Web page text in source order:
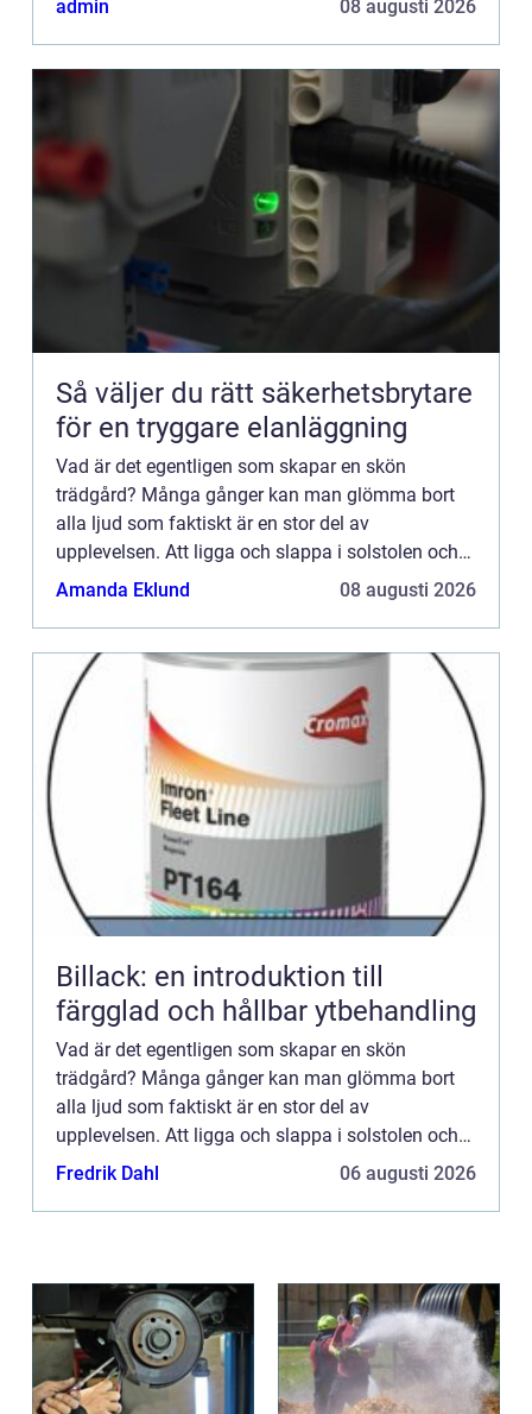
admin 08 augusti 2026
Så väljer du rätt säkerhetsbrytare
för en tryggare elanläggning
Vad är det egentligen som skapar en skön
trädgård? Många gånger kan man glömma bort
alla ljud som faktiskt är en stor del av
upplevelsen. Att ligga och slappa i solstolen och
bara lyssna till ljudet av vinde...
Amanda Eklund 08 augusti 2026
Billack: en introduktion till
färgglad och hållbar ytbehandling
Vad är det egentligen som skapar en skön
trädgård? Många gånger kan man glömma bort
alla ljud som faktiskt är en stor del av
upplevelsen. Att ligga och slappa i solstolen och
bara lyssna till ljudet av vinde...
Fredrik Dahl 06 augusti 2026